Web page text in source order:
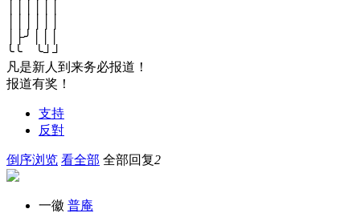
│├╯│││
╰╰ ╰┘┘
凡是新人到来务必报道！
报道有奖！
支持
反對
倒序浏览 看全部 全部回复2
一徽 普庵